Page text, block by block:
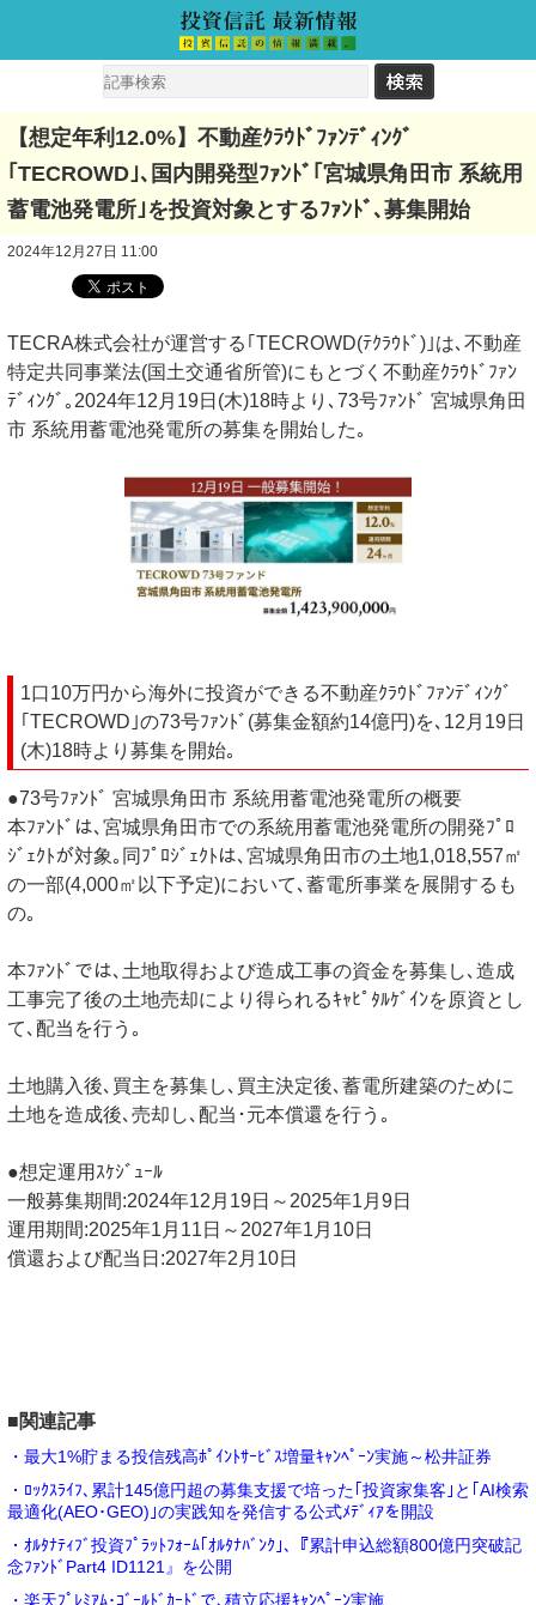
【想定年利12.0%】不動産ｸﾗｳﾄﾞﾌｧﾝﾃﾞｨﾝｸﾞ
｢TECROWD｣､国内開発型ﾌｧﾝﾄﾞ｢宮城県角田市 系統用
蓄電池発電所｣を投資対象とするﾌｧﾝﾄﾞ､募集開始
2024年12月27日 11:00
TECRA株式会社が運営する｢TECROWD(ﾃｸﾗｳﾄﾞ)｣は､不動産
特定共同事業法(国土交通省所管)にもとづく不動産ｸﾗｳﾄﾞﾌｧﾝ
ﾃﾞｨﾝｸﾞ｡2024年12月19日(木)18時より､73号ﾌｧﾝﾄﾞ 宮城県角田
市 系統用蓄電池発電所の募集を開始した｡
1口10万円から海外に投資ができる不動産ｸﾗｳﾄﾞﾌｧﾝﾃﾞｨﾝｸﾞ
｢TECROWD｣の73号ﾌｧﾝﾄﾞ(募集金額約14億円)を､12月19日
(木)18時より募集を開始｡
●73号ﾌｧﾝﾄﾞ 宮城県角田市 系統用蓄電池発電所の概要
本ﾌｧﾝﾄﾞは､宮城県角田市での系統用蓄電池発電所の開発ﾌﾟﾛ
ｼﾞｪｸﾄが対象｡同ﾌﾟﾛｼﾞｪｸﾄは､宮城県角田市の土地1,018,557㎡
の一部(4,000㎡以下予定)において､蓄電所事業を展開するも
の｡
本ﾌｧﾝﾄﾞでは､土地取得および造成工事の資金を募集し､造成
工事完了後の土地売却により得られるｷｬﾋﾟﾀﾙｹﾞｲﾝを原資とし
て､配当を行う｡
土地購入後､買主を募集し､買主決定後､蓄電所建築のために
土地を造成後､売却し､配当･元本償還を行う｡
●想定運用ｽｹｼﾞｭｰﾙ
一般募集期間:2024年12月19日～2025年1月9日
運用期間:2025年1月11日～2027年1月10日
償還および配当日:2027年2月10日
■関連記事
・最大1%貯まる投信残高ﾎﾟｲﾝﾄｻｰﾋﾞｽ増量ｷｬﾝﾍﾟｰﾝ実施～松井証券
・ﾛｯｸｽﾗｲﾌ､累計145億円超の募集支援で培った｢投資家集客｣と｢AI検索
最適化(AEO･GEO)｣の実践知を発信する公式ﾒﾃﾞｨｱを開設
・ｵﾙﾀﾅﾃｨﾌﾞ投資ﾌﾟﾗｯﾄﾌｫｰﾑ｢ｵﾙﾀﾅﾊﾞﾝｸ｣､『累計申込総額800億円突破記
念ﾌｧﾝﾄﾞPart4 ID1121』を公開
・楽天ﾌﾟﾚﾐｱﾑ･ｺﾞｰﾙﾄﾞｶｰﾄﾞで､積立応援ｷｬﾝﾍﾟｰﾝ実施